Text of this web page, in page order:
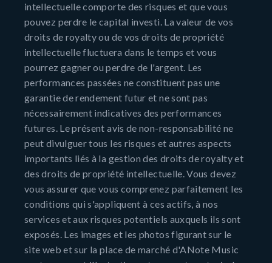
intellectuelle comporte des risques et que vous
pouvez perdre le capital investi. La valeur de vos
droits de royalty ou de vos droits de propriété
intellectuelle fluctuera dans le temps et vous
pourrez gagner ou perdre de l'argent. Les
performances passées ne constituent pas une
garantie de rendement futur et ne sont pas
nécessairement indicatives des performances
futures. Le présent avis de non-responsabilité ne
peut divulguer tous les risques et autres aspects
importants liés à la gestion des droits de royalty et
des droits de propriété intellectuelle. Vous devez
vous assurer que vous comprenez parfaitement les
conditions qui s'appliquent à ces actifs, à nos
services et aux risques potentiels auxquels ils sont
exposés. Les images et les photos figurant sur le
site web et sur la place de marché d'ANote Music